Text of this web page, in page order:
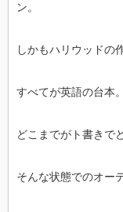
ン。
しかもハリウッドの
すべてが英語の台本。
どこまでがト書きで
そんな状態でのオー